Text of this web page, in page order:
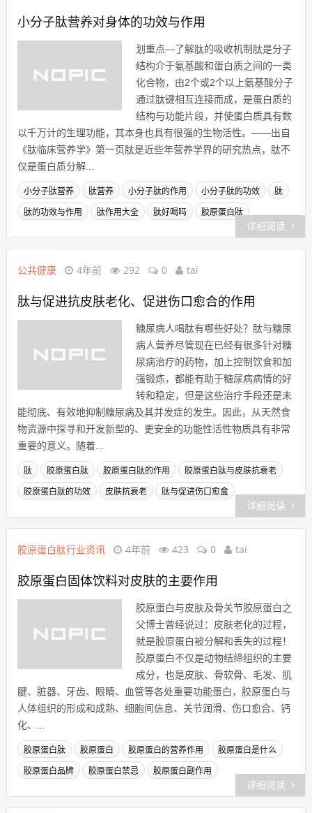
小分子肽营养对身体的功效与作用
划重点—了解肽的吸收机制肽是分子
结构介于氨基酸和蛋白质之间的一类
化合物，由2个或2个以上氨基酸分子
通过肽键相互连接而成，是蛋白质的
结构与功能片段，并使蛋白质具有数
以千万计的生理功能，其本身也具有很强的生物活性。——出自
《肽临床营养学》第一页肽是近些年营养学界的研究热点，肽不
仅是蛋白质分解...
小分子肽营养 肽营养 小分子肽的作用 小分子肽的功效 肽
肽的功效与作用 肽作用大全 肽好喝吗 胶原蛋白肽
详细阅读
公共健康 4年前 292 0 tai
肽与促进抗皮肤老化、促进伤口愈合的作用
糖尿病人喝肽有哪些好处？肽与糖尿
病人营养尽管现在已经有很多针对糖
尿病治疗的药物，加上控制饮食和加
强锻炼，都能有助于糖尿病病情的好
转和稳定，但是这些治疗手段还是未
能彻底、有效地抑制糖尿病及其并发症的发生。因此，从天然食
物资源中探寻和开发新型的、更安全的功能性活性物质具有非常
重要的意义。随着...
肽 胶原蛋白肽 胶原蛋白肽的作用 胶原蛋白肽与皮肤抗衰老
胶原蛋白肽的功效 皮肤抗衰老 肽与促进伤口愈盒
详细阅读
胶原蛋白肽行业资讯 4年前 423 0 tai
胶原蛋白固体饮料对皮肤的主要作用
胶原蛋白与皮肤及骨关节胶原蛋白之
父博士曾经说过：皮肤老化的过程，
就是胶原蛋白被分解和丢失的过程！
胶原蛋白不仅是动物结缔组织的主要
成分，也是皮肤、骨软骨、毛发、肌
腱、脏器、牙齿、眼睛、血管等各处重要功能蛋白，胶原蛋白与
人体组织的形成和成熟、细胞间信息、关节润滑、伤口愈合、钙
化、...
胶原蛋白肽 胶原蛋白 胶原蛋白的营养作用 胶原蛋白是什么
胶原蛋白品牌 胶原蛋白禁忌 胶原蛋白副作用
详细阅读